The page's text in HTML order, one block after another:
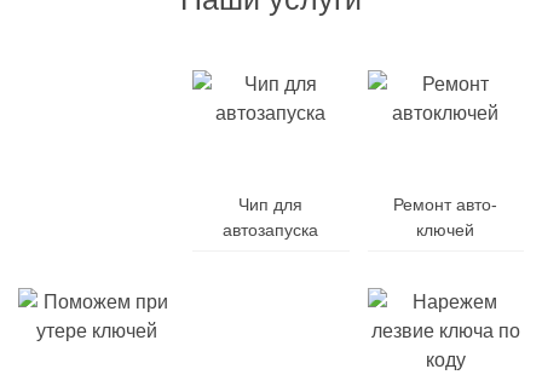
Чип для
автозапуска
Ремонт авто-
ключей